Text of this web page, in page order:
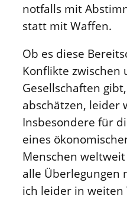
notfalls mit
statt mit Waffen.
Ob es diese
Konflikte zwischen
Gesellschaften
abschätzen, leider
Insbesondere für
eines
Menschen
alle Überlegungen
ich leider in weiten